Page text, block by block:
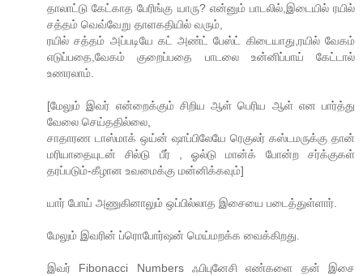
தாலாட்டு கேட்காத பேரிங்கு யாரு? என்னும் பாடலில்,இடையில் ரயில்
சத்தம் வெவ்வேறு தாளகதியில் வரும்,
ரயில் சத்தம் அப்படியே கட் அண்ட் பேஸ்ட் கிடையாது,ரயில் வேகம்
எடுப்பதை,வேகம் குறைப்பதை பாடலை உன்னிப்பாய் கேட்டால்
உணரலாம்.
[மேலும் இவர் என்றைக்கும் சிறிய ஆள் பெரிய ஆள் என பார்த்து
வேலை செய்ததில்லை,
சாதாரண டாஸ்மாக் ஒய்ன் ஷாப்பிலேயே ரெகுலர் கஸ்டமருக்கு தான்
மரியாதையுடன் சில்டு பீர் , ஓல்டு மான்க் போன்ற சர்க்குகள்
தரப்படும்-கீழான உவமைக்கு மன்னிக்கவும்]
யார் போய் அணுகினாலும் ஒப்பில்லாத இசையை படைத்துள்ளார்.
மேலும் இவரின் ப்ரொபோர்ஷன் மெய்மறக்க வைக்கிறது.
இவர் Fibonacci Numbers ஃபிபுனேசி எண்களை தன் இசை